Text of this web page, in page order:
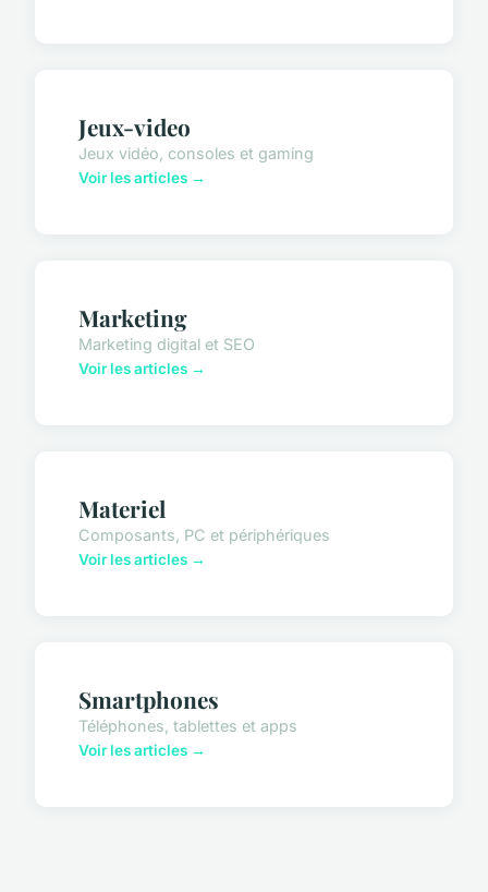
Jeux-video
Jeux vidéo, consoles et gaming
Voir les articles →
Marketing
Marketing digital et SEO
Voir les articles →
Materiel
Composants, PC et périphériques
Voir les articles →
Smartphones
Téléphones, tablettes et apps
Voir les articles →